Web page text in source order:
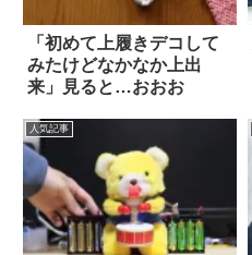
「初めて上履きデコして
みたけどなかなか上出
来」見ると…おおお
人気記事